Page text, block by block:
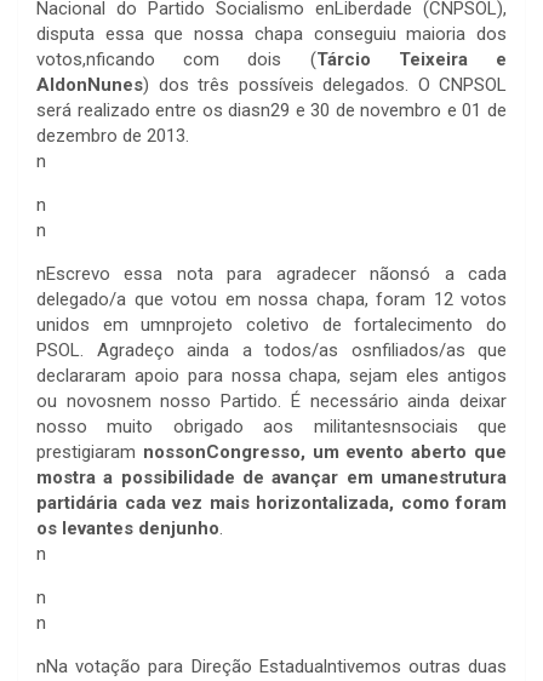
Nacional do Partido Socialismo enLiberdade (CNPSOL),
disputa essa que nossa chapa conseguiu maioria dos
votos,nficando com dois (Tárcio Teixeira e
AldonNunes) dos três possíveis delegados. O CNPSOL
será realizado entre os diasn29 e 30 de novembro e 01 de
dezembro de 2013.
n
n
n
nEscrevo essa nota para agradecer nãonsó a cada
delegado/a que votou em nossa chapa, foram 12 votos
unidos em umnprojeto coletivo de fortalecimento do
PSOL. Agradeço ainda a todos/as osnfiliados/as que
declararam apoio para nossa chapa, sejam eles antigos
ou novosnem nosso Partido. É necessário ainda deixar
nosso muito obrigado aos militantesnsociais que
prestigiaram nossonCongresso, um evento aberto que
mostra a possibilidade de avançar em umanestrutura
partidária cada vez mais horizontalizada, como foram
os levantes denjunho.
n
n
n
nNa votação para Direção Estadualntivemos outras duas